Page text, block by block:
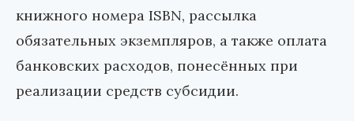
книжного номера ISBN, рассылка
обязательных экземпляров, а также оплата
банковских расходов, понесённых при
реализации средств субсидии.